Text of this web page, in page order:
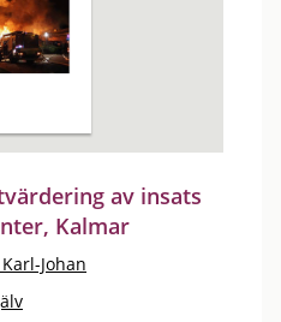
av insats
Kalmar
Johan